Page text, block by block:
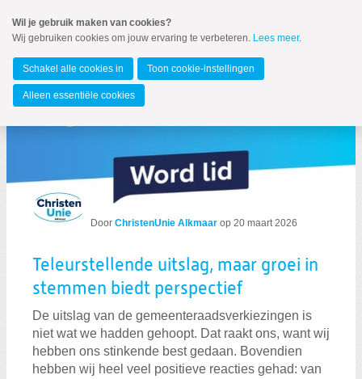
naar
Spring
de
inhoud
Spring
naar
Alkmaar
MENU
Door ChristenUnie Alkmaar op 20 maart 2026
Teleurstellende uitslag, maar groei in
stemmen biedt perspectief
De uitslag van de gemeenteraadsverkiezingen is
niet wat we hadden gehoopt. Dat raakt ons, want wij
hebben ons stinkende best gedaan. Bovendien
hebben wij heel veel positieve reacties gehad: van
Wil je gebruik maken van cookies?
Wij gebruiken cookies om jouw ervaring te verbeteren. Lees meer.
Schakel alle cookies in Toon cookie-instellingen
Alleen essentiële cookies